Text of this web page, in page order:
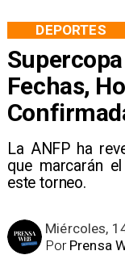
Fechas,
La ANFP ha
que marcarán
este torneo.
DEPORTES
Miércoles,
Prensa
Por